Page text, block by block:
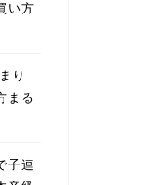
い方
り
まる
子連